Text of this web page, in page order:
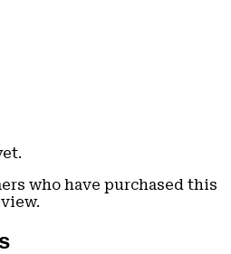
who have purchased this